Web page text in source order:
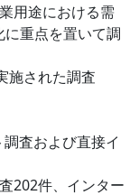
用途における需
重点を置いて調
施された調査
査および直接イ
202件、インター